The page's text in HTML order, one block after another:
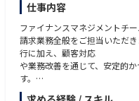
仕事内容
ファイナンスマネジメントチ
請求業務全般をご担当いただ
行に加え、顧客対応
や業務改善を通じて、安定的
す。